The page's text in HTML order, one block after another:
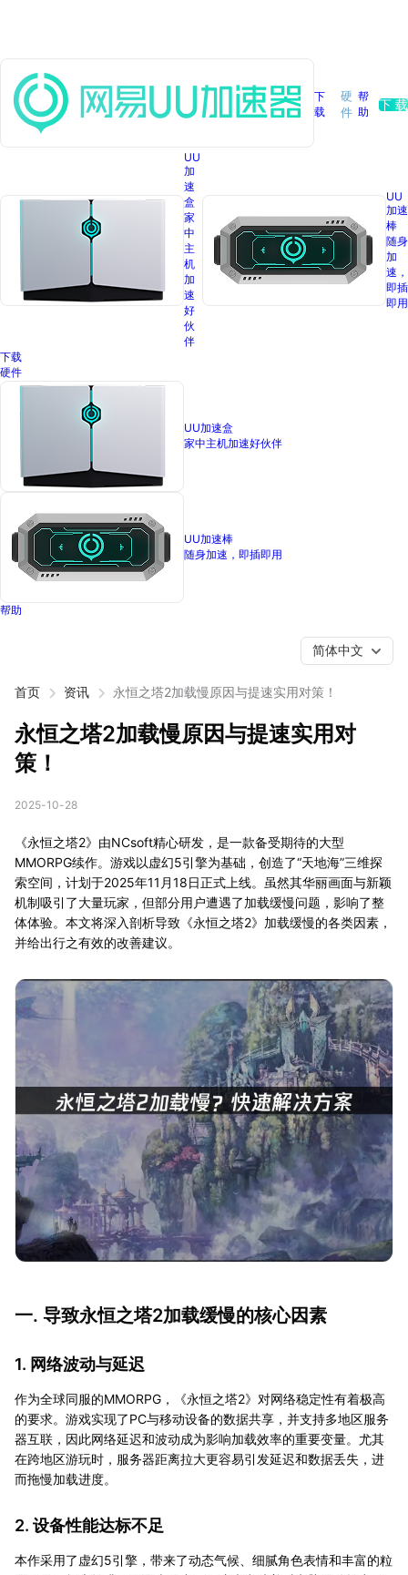
下
载
硬
件
帮
助
下 载
UU
加
速
盒
家
中
主
机
加
速
好
伙
伴
UU
加速
棒
随身
加
速，
即插
即用
下载
硬件
UU加速盒
家中主机加速好伙伴
UU加速棒
随身加速，即插即用
帮助
首页 资讯 永恒之塔2加载慢原因与提速实用对策！
简体中文
永恒之塔2加载慢原因与提速实用对
策！
2025-10-28
《永恒之塔2》由NCsoft精心研发，是一款备受期待的大型
MMORPG续作。游戏以虚幻5引擎为基础，创造了“天地海”三维探
索空间，计划于2025年11月18日正式上线。虽然其华丽画面与新颖
机制吸引了大量玩家，但部分用户遭遇了加载缓慢问题，影响了整
体体验。本文将深入剖析导致《永恒之塔2》加载缓慢的各类因素，
并给出行之有效的改善建议。
一. 导致永恒之塔2加载缓慢的核心因素
1. 网络波动与延迟
作为全球同服的MMORPG，《永恒之塔2》对网络稳定性有着极高
的要求。游戏实现了PC与移动设备的数据共享，并支持多地区服务
器互联，因此网络延迟和波动成为影响加载效率的重要变量。尤其
在跨地区游玩时，服务器距离拉大更容易引发延迟和数据丢失，进
而拖慢加载进度。
2. 设备性能达标不足
本作采用了虚幻5引擎，带来了动态气候、细腻角色表情和丰富的粒